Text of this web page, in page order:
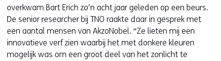
overkwam Bart Erich zo’n acht jaar geleden op een beurs.
De senior researcher bij TNO raakte daar in gesprek met
een aantal mensen van AkzoNobel. “Ze lieten mij een
innovatieve verf zien waarbij het met donkere kleuren
mogelijk was om een groot deel van het zonlicht te